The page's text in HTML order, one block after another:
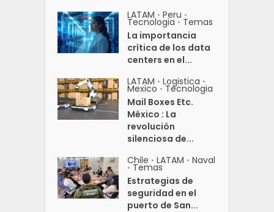
LATAM • Peru •
Tecnologia • Temas
La importancia
crítica de los data
centers en el...
LATAM • Logistica •
Mexico • Tecnologia
Mail Boxes Etc.
México : La
revolución
silenciosa de...
Chile • LATAM • Naval
• Temas
Estrategias de
seguridad en el
puerto de San...